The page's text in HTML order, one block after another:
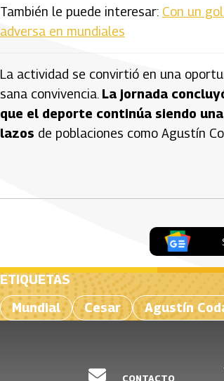
También le puede interesar: Con un
adversa en mundiales
La actividad se convirtió en una
sana convivencia. La jornada
que el deporte continúa siendo
lazos de poblaciones como Agustín
ETIQUETAS
Mundial
Cesar Agustín
CONTACTO